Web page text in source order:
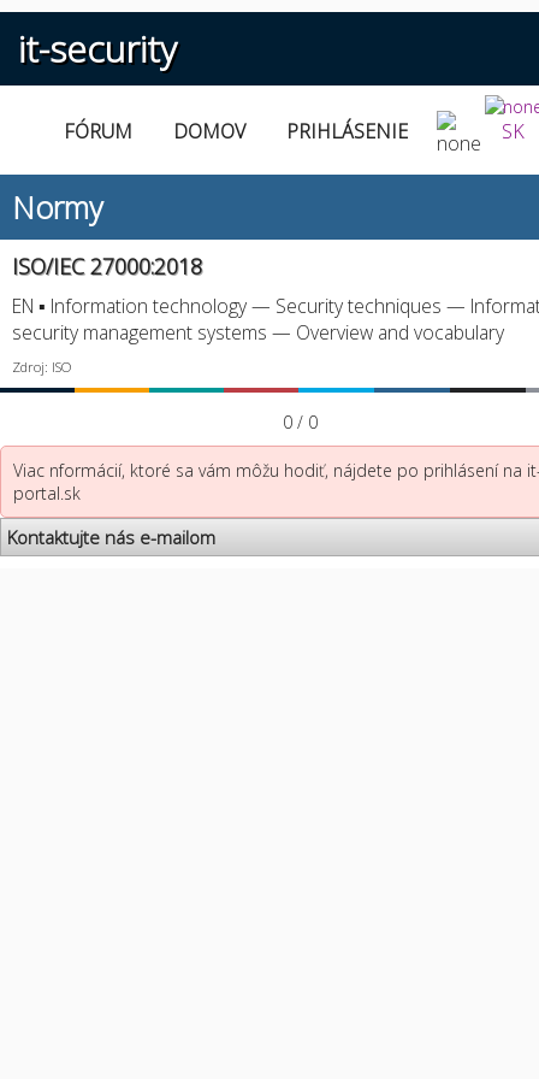
it-security
FÓRUM DOMOV PRIHLÁSENIE SK
Normy
ISO/IEC 27000:2018
EN ▪ Information technology — Security techniques —
security management systems — Overview and vocabulary
Zdroj: ISO
0 / 0
Viac nformácií, ktoré sa vám môžu hodiť, nájdete po prihlásení na
portal.sk
Kontaktujte nás e-mailom